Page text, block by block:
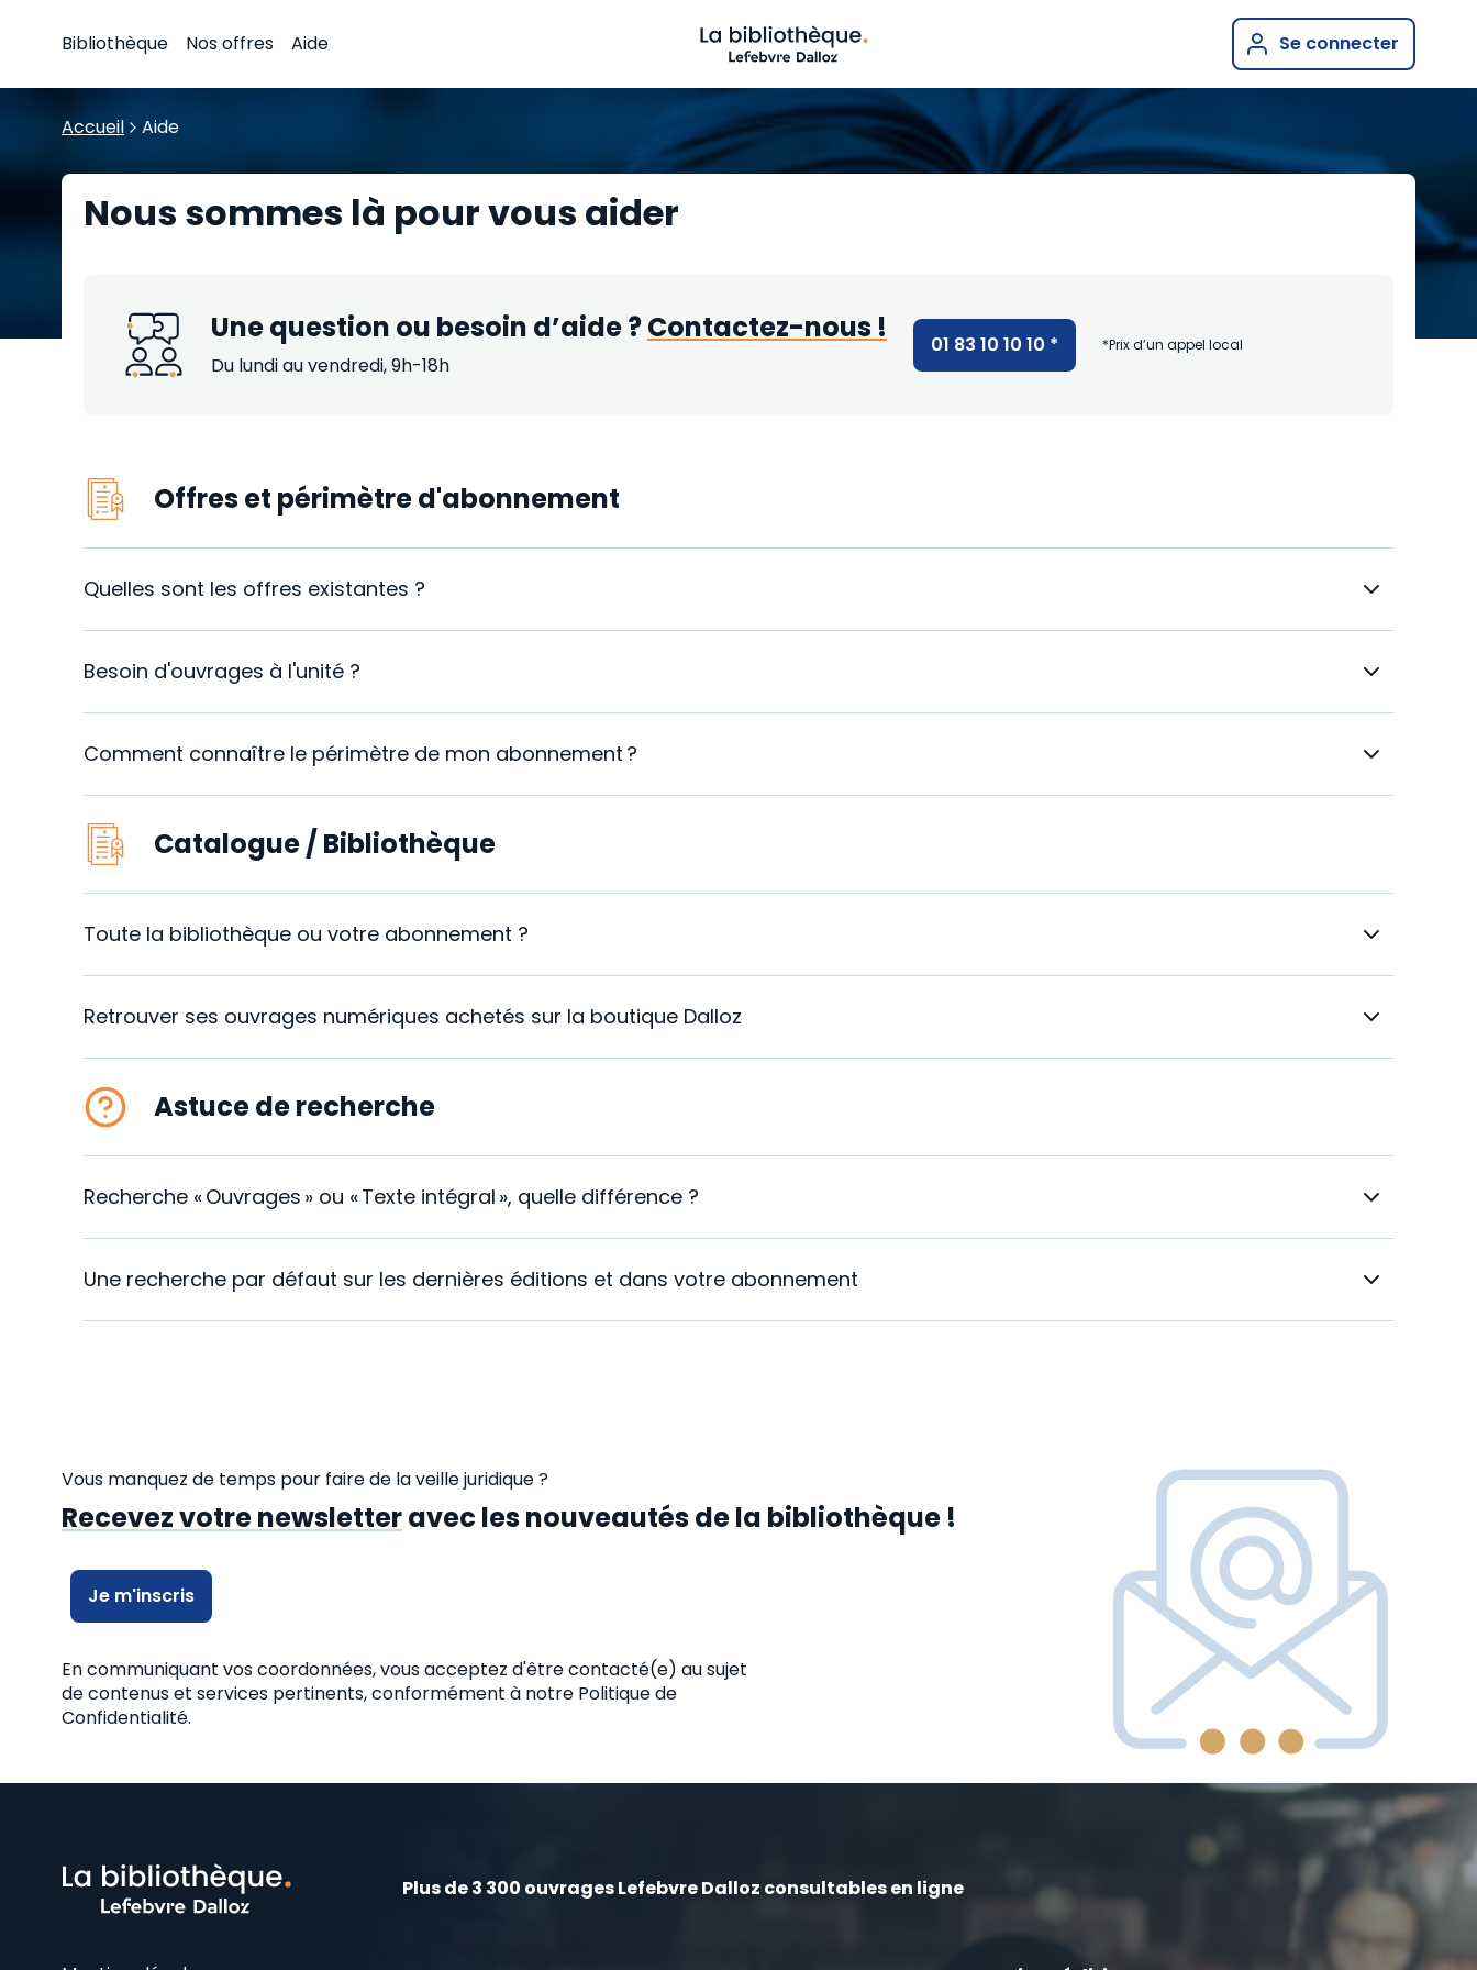
Bibliothèque Nos offres Aide Se connecter
Accueil Aide
Nous sommes là pour vous aider
Une question ou besoin d’aide ?Contactez-nous !
Du lundi au vendredi, 9h-18h
01 83 10 10 10 * *Prix d’un appel local
Offres et périmètre d'abonnement
Quelles sont les offres existantes ?
Besoin d'ouvrages à l'unité ?
Comment connaître le périmètre de mon abonnement ?
Catalogue / Bibliothèque
Toute la bibliothèque ou votre abonnement ?
Retrouver ses ouvrages numériques achetés sur la boutique Dalloz
Astuce de recherche
Recherche « Ouvrages » ou « Texte intégral », quelle différence ?
Une recherche par défaut sur les dernières éditions et dans votre abonnement
Vous manquez de temps pour faire de la veille juridique ?
Recevez votre newsletteravec les nouveautés de la bibliothèque !
Je m'inscris
En communiquant vos coordonnées, vous acceptez d'être contacté(e) au sujet
de contenus et services pertinents, conformément à notre Politique de
Confidentialité.
Plus de 3 300 ouvrages Lefebvre Dalloz consultables en ligne